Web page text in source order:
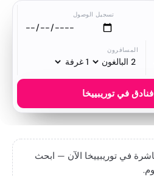
تسجيل الوصول
المسافرون
في توريبييخا
في توريبييخا الآن — ابحث